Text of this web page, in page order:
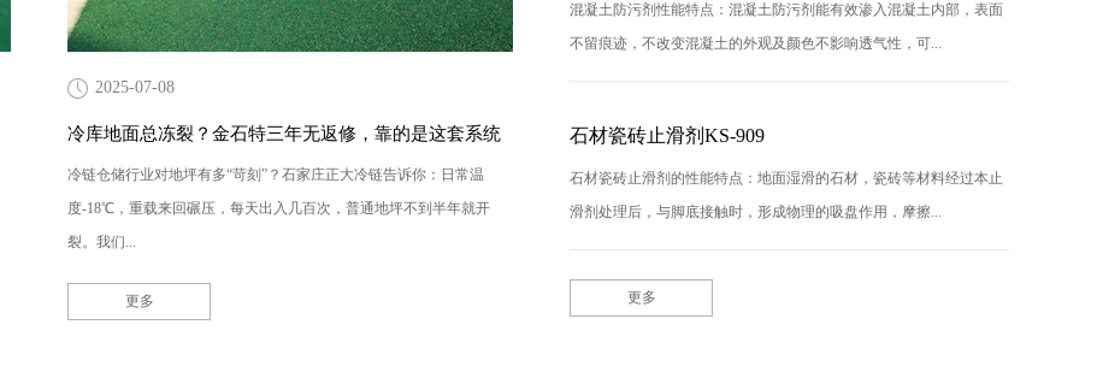
2025-07-08
冷库地面总冻裂？金石特三年无返修，靠的是这套系统
冷链仓储行业对地坪有多“苛刻”？石家庄正大冷链告诉你：日常温
度-18℃，重载来回碾压，每天出入几百次，普通地坪不到半年就开
裂。我们...
更多
混凝土防污剂性能特点：混凝土防污剂能有效渗入混凝土内部，表面
不留痕迹，不改变混凝土的外观及颜色不影响透气性，可...
石材瓷砖止滑剂KS-909
石材瓷砖止滑剂的性能特点：地面湿滑的石材，瓷砖等材料经过本止
滑剂处理后，与脚底接触时，形成物理的吸盘作用，摩擦...
更多